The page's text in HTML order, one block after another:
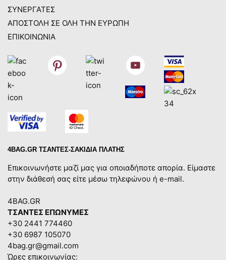
ΣΥΝΕΡΓΑΤΕΣ
ΑΠΟΣΤΟΛΗ ΣΕ ΟΛΗ ΤΗΝ ΕΥΡΩΠΗ
ΕΠΙΚΟΙΝΩΝΙΑ
4BAG.GR ΤΣΑΝΤΕΣ-ΣΑΚΙΔΙΑ ΠΛΑΤΗΣ
Επικοινωνήστε μαζί μας για οποιαδήποτε απορία. Είμαστε
στην διάθεσή σας είτε μέσω τηλεφώνου ή e-mail.
4BAG.GR
ΤΣΑΝΤΕΣ ΕΠΩΝΥΜΕΣ
+30 2441 774460
+30 6987 105070
4bag.gr@gmail.com
Ώρες επικοινωνίας: